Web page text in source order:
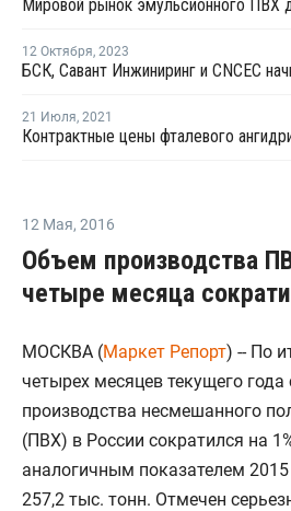
12 Октября, 2023
21 Июля, 2021
12 Мая, 2016
Объем производства
четыре месяца
МОСКВА (Маркет Репорт) -- По
четырех месяцев текущего
производства несмешанного
(ПВХ) в России сократился на
аналогичным показателем 2015
257,2 тыс. тонн. Отмечен